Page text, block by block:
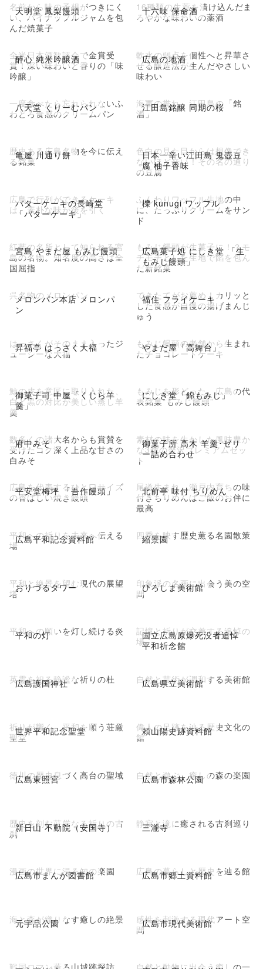
天明堂 鳳梨饅頭
名前から味の予想がつきにく
い、パイナップルジャムを包
んだ焼菓子
十六味 保命酒
16種類の生薬を漬け込んだま
ろやかな味わいの薬酒
醉心 純米吟醸酒
全米日本酒歓評会で金賞受
賞！深い味わいと香りの「味
吟醸」
広島の地酒
軟水の弱点を個性へと昇華さ
せる醸造法が生んだやさしい
味わい
八天堂 くりーむパン
一度食べたら忘れられないふ
わとろ食感のクリームパン
江田島銘醸 同期の桜
海軍の誉れ、江田島の「銘
酒」
亀屋 川通り餅
歴史ある広島名物を今に伝え
る銘菓
日本一辛い江田島 鬼壺豆
腐 柚子香味
色白の見た目からは想像でき
ないほど辛い！その名の通り
の豆腐
バターケーキの長崎堂
「バターケーキ」
広島で行列ができるケーキ
は、素朴な味が後を引く
櫟 kunugi ワッフル
ふんわりワッフル生地の中
に、たっぷりクリームをサン
ド
宮島 やまだ屋 もみじ饅頭
紅葉の名所として知られる宮
島の名物。知名度の高さは全
国屈指
広島菓子処 にしき堂 「生
もみじ饅頭」
もみじ饅頭が生菓子に！？モ
チモチとした生地で餡を包ん
だ新銘菓
メロンパン本店 メロンパ
ン
呉名物のメロンパン 福住 フライケーキ
できたてがお薦め！カリッと
した食感が自慢の揚げまんじ
ゅう
昇福亭 はっさく大福
はっさくがそのまま入ったジ
ューシーな大福
やまだ屋「高舞台」
もみじ饅頭の老舗から生まれ
たチョコレートケーキ
御菓子司 中屋「くじら羊
羹」
鯨の皮を意匠に取り入れた、
白と黒の対比が美しい蒸し羊
羹
にしき堂「錦もみじ」
もみじを形どった、広島の代
表銘菓“もみじ饅頭”
府中みそ
数多くの諸大名からも賞賛を
受けたコク深く上品な甘さの
白みそ
御菓子所 高木 羊羹･ゼリ
ー詰め合わせ
素材の味を生かした風味豊か
な3種の贅沢プレミアムセッ
ト
平安堂梅坪 「吾作饅頭」
広島を代表するひと口サイズ
の香ばしい焼き饅頭
北前亭 味付 ちりめん
尾道生まれ、瀬戸内育ちの味
付きちりめんはご飯のお伴に
最高
広島平和記念資料館
平和への祈りを未来へ伝える
場
縮景園
四季を映す歴史薫る名園散策
おりづるタワー
平和と絶景を望む現代の展望
塔
ひろしま美術館
印象派の名画に出会う美の空
間
平和の灯
平和への願いを灯し続ける炎
国立広島原爆死没者追悼
平和祈念館
記憶と祈りが交差する追悼の
場
広島護国神社
英霊を祀る静謐な祈りの杜 広島県立美術館
自然と芸術が調和する美術館
世界平和記念聖堂
祈りが響く、平和を願う荘厳
聖堂
頼山陽史跡資料館
偉人の足跡を辿る歴史文化の
館
広島東照宮
徳川の歴史息づく高台の聖域 広島市森林公園
自然と遊ぶ、癒しの森の楽園
新日山 不動院（安国寺）
歴史を刻む荘厳なる祈りの古
刹
三瀧寺
静寂と滝に癒される古刹巡り
広島市まんが図書館
漫画の世界に浸る知の楽園 広島市郷土資料館
広島の暮らしと歴史を辿る館
元宇品公園
海と森が織りなす癒しの絶景 広島市現代美術館
感性を刺激する現代アート空
間